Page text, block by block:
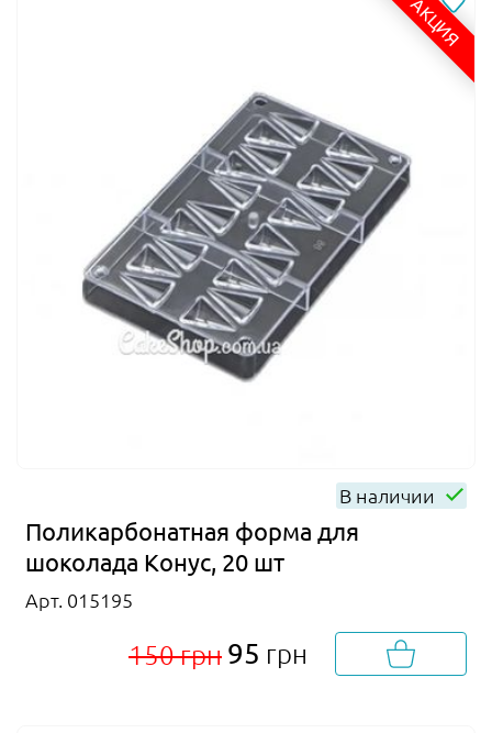
АКЦИЯ
В наличии
Поликарбонатная форма для
шоколада Конус, 20 шт
Арт. 015195
150 грн 95 грн